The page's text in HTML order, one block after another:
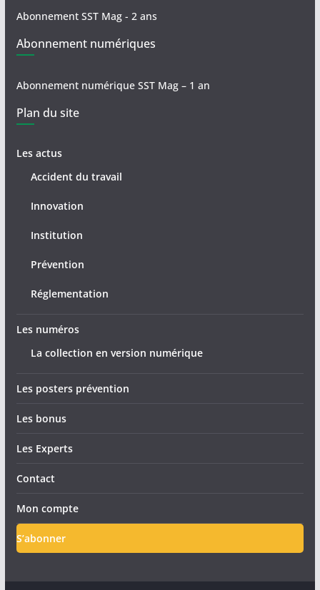
Abonnement SST Mag - 2 ans
Abonnement numériques
Abonnement numérique SST Mag – 1 an
Plan du site
Les actus
Accident du travail
Innovation
Institution
Prévention
Réglementation
Les numéros
La collection en version numérique
Les posters prévention
Les bonus
Les Experts
Contact
Mon compte
S’abonner